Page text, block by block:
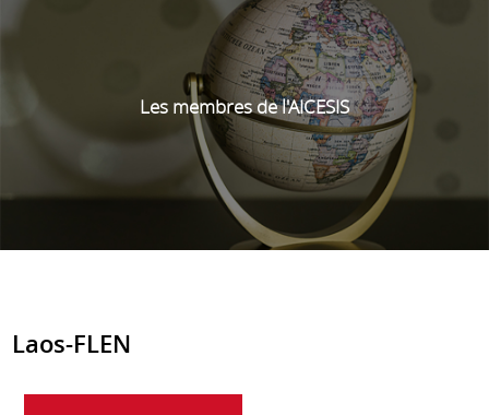
Les membres de l'AICESIS
Laos-FLEN